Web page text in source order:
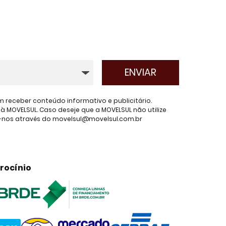
receber conteúdo informativo e publicitário.
Caso deseje que a MOVELSUL não utilize
através do movelsul@movelsul.com.br